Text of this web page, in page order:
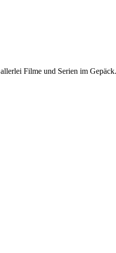
Filme und Serien im